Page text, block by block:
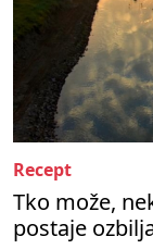
Recept
Tko može,
postaje